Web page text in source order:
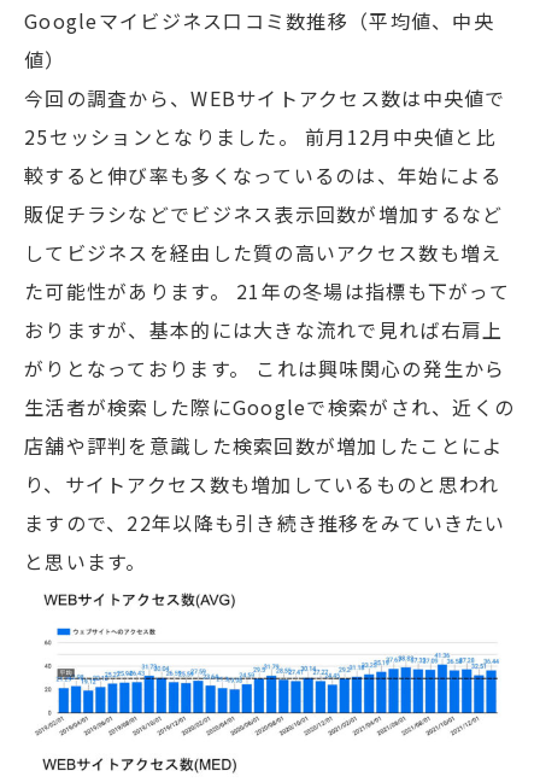
Googleマイビジネス口コミ数推移（平均値、中央
値）
今回の調査から、WEBサイトアクセス数は中央値で
25セッションとなりました。 前月12月中央値と比
較すると伸び率も多くなっているのは、年始による
販促チラシなどでビジネス表示回数が増加するなど
してビジネスを経由した質の高いアクセス数も増え
た可能性があります。 21年の冬場は指標も下がって
おりますが、基本的には大きな流れで見れば右肩上
がりとなっております。 これは興味関心の発生から
生活者が検索した際にGoogleで検索がされ、近くの
店舗や評判を意識した検索回数が増加したことによ
り、サイトアクセス数も増加しているものと思われ
ますので、22年以降も引き続き推移をみていきたい
と思います。